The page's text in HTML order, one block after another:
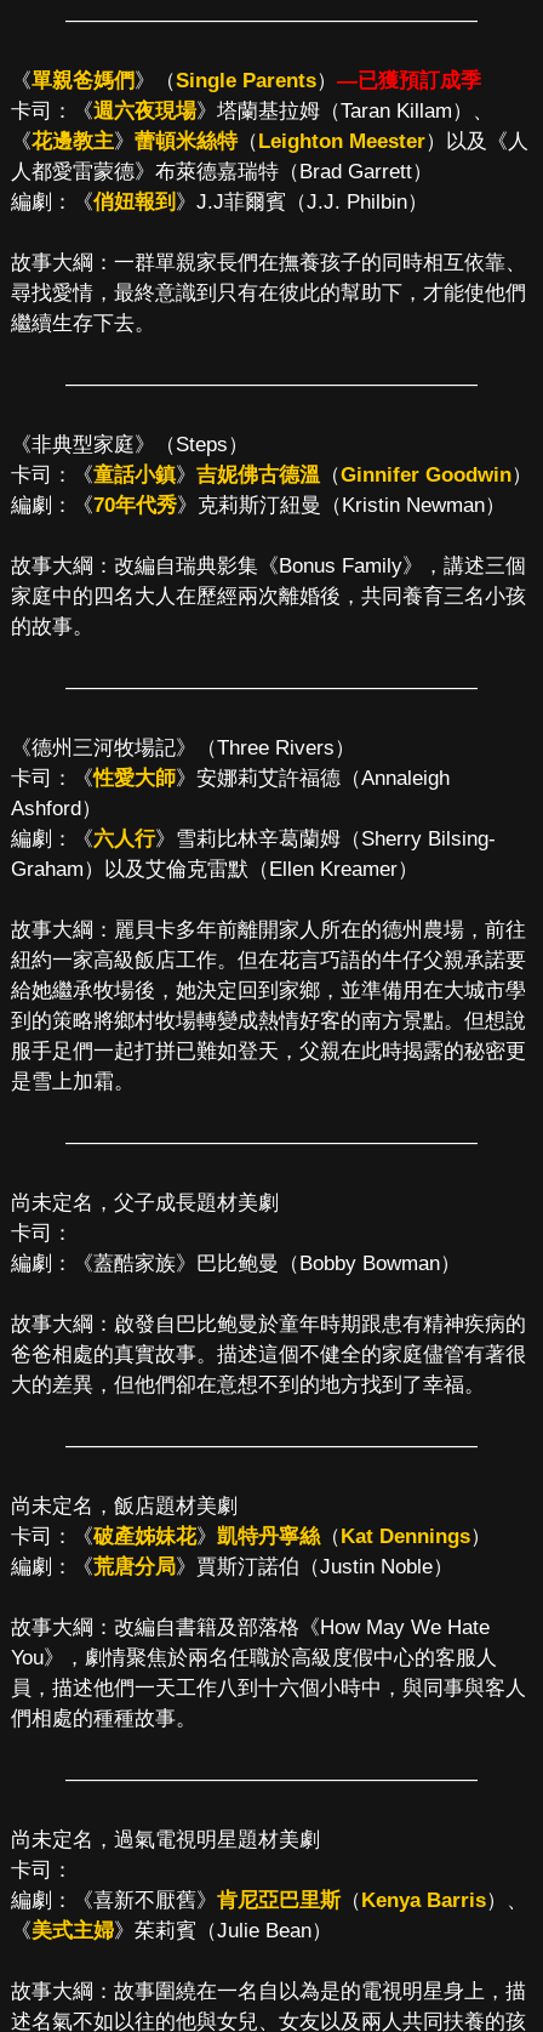
————————————————————
《單親爸媽們》（Single Parents） —已獲預訂成季
卡司：《週六夜現場》塔蘭基拉姆（Taran Killam）、
《花邊教主》 蕾頓米絲特（Leighton Meester）以及《人
人都愛雷蒙德》布萊德嘉瑞特（Brad Garrett）
編劇：《俏妞報到 》J.J菲爾賓（J.J. Philbin）
故事大綱：一群單親家長們在撫養孩子的同時相互依靠、
尋找愛情，最終意識到只有在彼此的幫助下，才能使他們
繼續生存下去。
————————————————————
《非典型家庭》（Steps）
卡司：《童話小鎮》 吉妮佛古德溫（Ginnifer Goodwin）
編劇：《70年代秀》克莉斯汀紐曼（Kristin Newman）
故事大綱：改編自瑞典影集《Bonus Family》，講述三個
家庭中的四名大人在歷經兩次離婚後，共同養育三名小孩
的故事。
————————————————————
《德州三河牧場記》（Three Rivers）
卡司：《性愛大師》安娜莉艾許福德（Annaleigh
Ashford）
編劇：《六人行》雪莉比林辛葛蘭姆（Sherry Bilsing-
Graham）以及艾倫克雷默（Ellen Kreamer）
故事大綱：麗貝卡多年前離開家人所在的德州農場，前往
紐約一家高級飯店工作。但在花言巧語的牛仔父親承諾要
給她繼承牧場後，她決定回到家鄉，並準備用在大城市學
到的策略將鄉村牧場轉變成熱情好客的南方景點。但想說
服手足們一起打拼已難如登天，父親在此時揭露的秘密更
是雪上加霜。
————————————————————
尚未定名，父子成長題材美劇
卡司：
編劇：《蓋酷家族》巴比鲍曼（Bobby Bowman）
故事大綱：啟發自巴比鲍曼於童年時期跟患有精神疾病的
爸爸相處的真實故事。描述這個不健全的家庭儘管有著很
大的差異，但他們卻在意想不到的地方找到了幸福。
————————————————————
尚未定名，飯店題材美劇
卡司：《破產姊妹花》 凱特丹寧絲（Kat Dennings）
編劇：《荒唐分局》賈斯汀諾伯（Justin Noble）
故事大綱：改編自書籍及部落格《How May We Hate
You》，劇情聚焦於兩名任職於高級度假中心的客服人
員，描述他們一天工作八到十六個小時中，與同事與客人
們相處的種種故事。
————————————————————
尚未定名，過氣電視明星題材美劇
卡司：
編劇：《喜新不厭舊》 肯尼亞巴里斯（Kenya Barris）、
《美式主婦》茱莉賓（Julie Bean）
故事大綱：故事圍繞在一名自以為是的電視明星身上，描
述名氣不如以往的他與女兒、女友以及兩人共同扶養的孩